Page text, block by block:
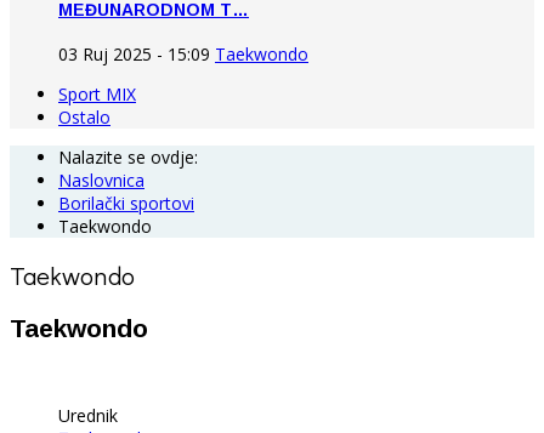
MEĐUNARODNOM T…
03 Ruj 2025 - 15:09 Taekwondo
Sport MIX
Ostalo
Nalazite se ovdje:
Naslovnica
Borilački sportovi
Taekwondo
Taekwondo
Taekwondo
Urednik